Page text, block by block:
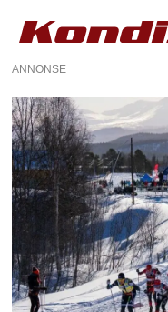
ANNONSE